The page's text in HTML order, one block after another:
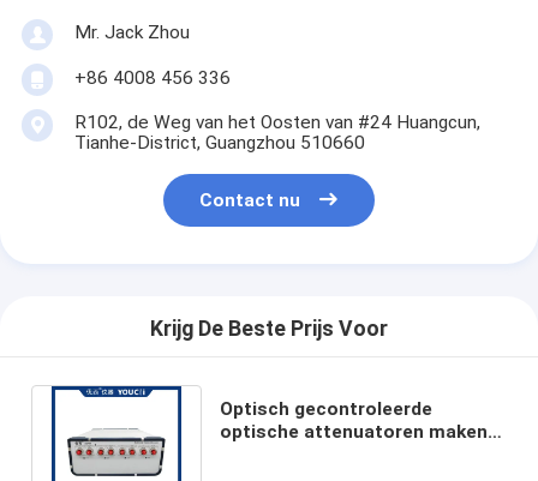
Mr. Jack Zhou
+86 4008 456 336
R102, de Weg van het Oosten van #24 Huangcun,
Tianhe-District, Guangzhou 510660
Contact nu
Krijg De Beste Prijs Voor
Optisch gecontroleerde
optische attenuatoren maken